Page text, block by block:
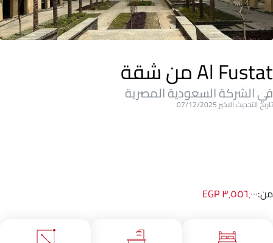
Al Fustat من شقة
في الشركة السعودية المصرية
تاريخ التحديث الاخير 07/12/2025
من:٣٬٥٥٦٬٠٠٠ EGP